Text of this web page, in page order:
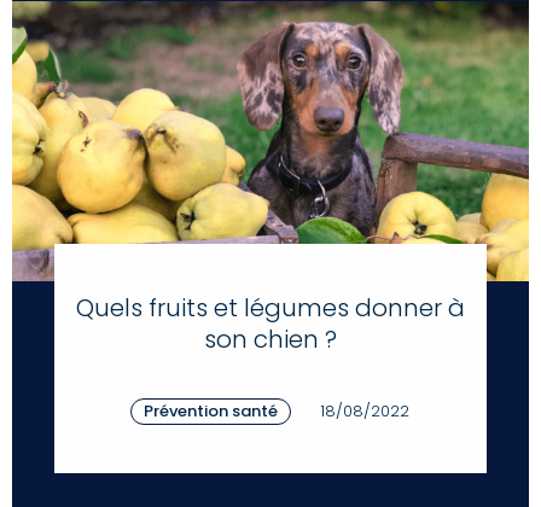
Quels fruits et légumes donner à
son chien ?
Prévention santé 18/08/2022